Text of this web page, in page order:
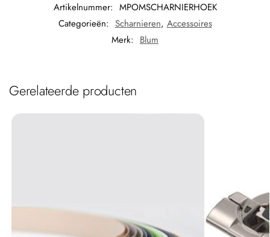
Artikelnummer: MPOMSCHARNIERHOEK
Categorieën: Scharnieren,Accessoires
Merk: Blum
Gerelateerde producten